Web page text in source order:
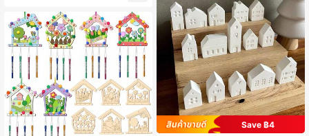
Save ฿4